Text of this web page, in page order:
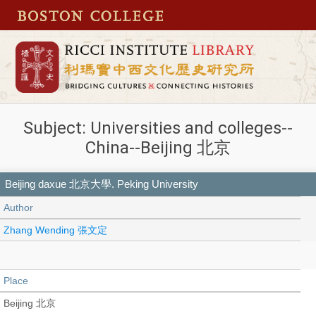
Subject: Universities and colleges--
China--Beijing 北京
Beijing daxue 北京大學. Peking University
Author
Zhang Wending 張文定
Place
Beijing 北京